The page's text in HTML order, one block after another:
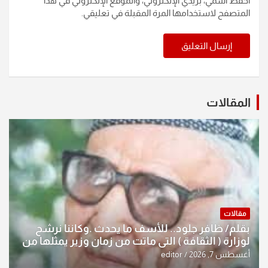
المتصفح لاستخدامها المرة المقبلة في تعليقي.
المقالات
مقالات
بقلم/ ظافر جلود.. للأسف ما يحدث .وكاننا نرشح
لوزارة ( الثقافة ) التي ماتت من زمان وزير يمثلها من
النخبة والإرث العظيم للثقافة العراقية..
أغسطس 7, 2026 editor